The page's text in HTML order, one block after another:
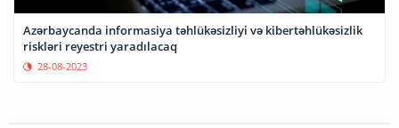
Azərbaycanda informasiya təhlükəsizliyi və kibertəhlükəsizlik
riskləri reyestri yaradılacaq
28-08-2023